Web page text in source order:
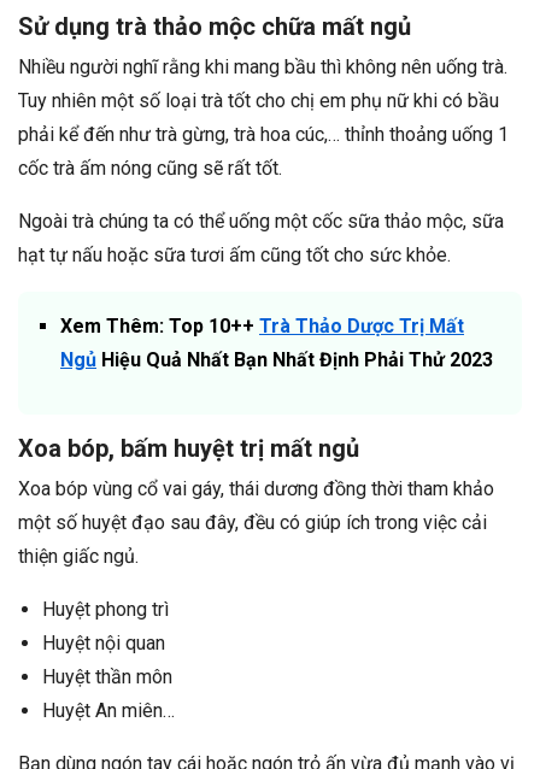
Sử dụng trà thảo mộc chữa mất ngủ
Nhiều người nghĩ rằng khi mang bầu thì không nên uống trà.
Tuy nhiên một số loại trà tốt cho chị em phụ nữ khi có bầu
phải kể đến như trà gừng, trà hoa cúc,… thỉnh thoảng uống 1
cốc trà ấm nóng cũng sẽ rất tốt.
Ngoài trà chúng ta có thể uống một cốc sữa thảo mộc, sữa
hạt tự nấu hoặc sữa tươi ấm cũng tốt cho sức khỏe.
Xem Thêm: Top 10++ Trà Thảo Dược Trị Mất
Ngủ Hiệu Quả Nhất Bạn Nhất Định Phải Thử 2023
Xoa bóp, bấm huyệt trị mất ngủ
Xoa bóp vùng cổ vai gáy, thái dương đồng thời tham khảo
một số huyệt đạo sau đây, đều có giúp ích trong việc cải
thiện giấc ngủ.
Huyệt phong trì
Huyệt nội quan
Huyệt thần môn
Huyệt An miên…
Bạn dùng ngón tay cái hoặc ngón trỏ ấn vừa đủ mạnh vào vị